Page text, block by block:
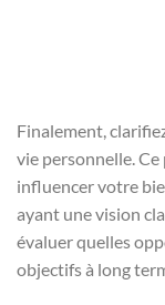
Finalement,
vie personnelle.
influencer votre
ayant une vision
évaluer quelles
objectifs à long